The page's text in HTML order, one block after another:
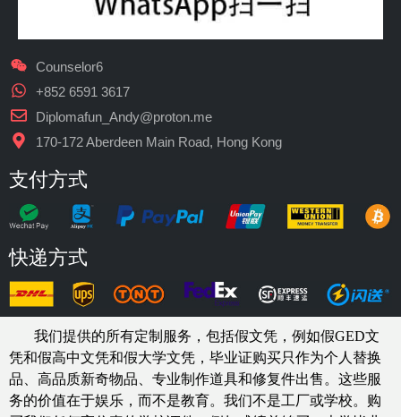
Counselor6
+852 6591 3617
Diplomafun_Andy@proton.me
170-172 Aberdeen Main Road, Hong Kong
支付方式
快递方式
我们提供的所有定制服务，包括假文凭，例如假GED文
凭和假高中文凭和假大学文凭， 毕业证购买只作为个人替换
品、高品质新奇物品、专业制作道具和修复件出售。这些服
务的价值在于娱乐，而不是教育。我们不是工厂或学校。购